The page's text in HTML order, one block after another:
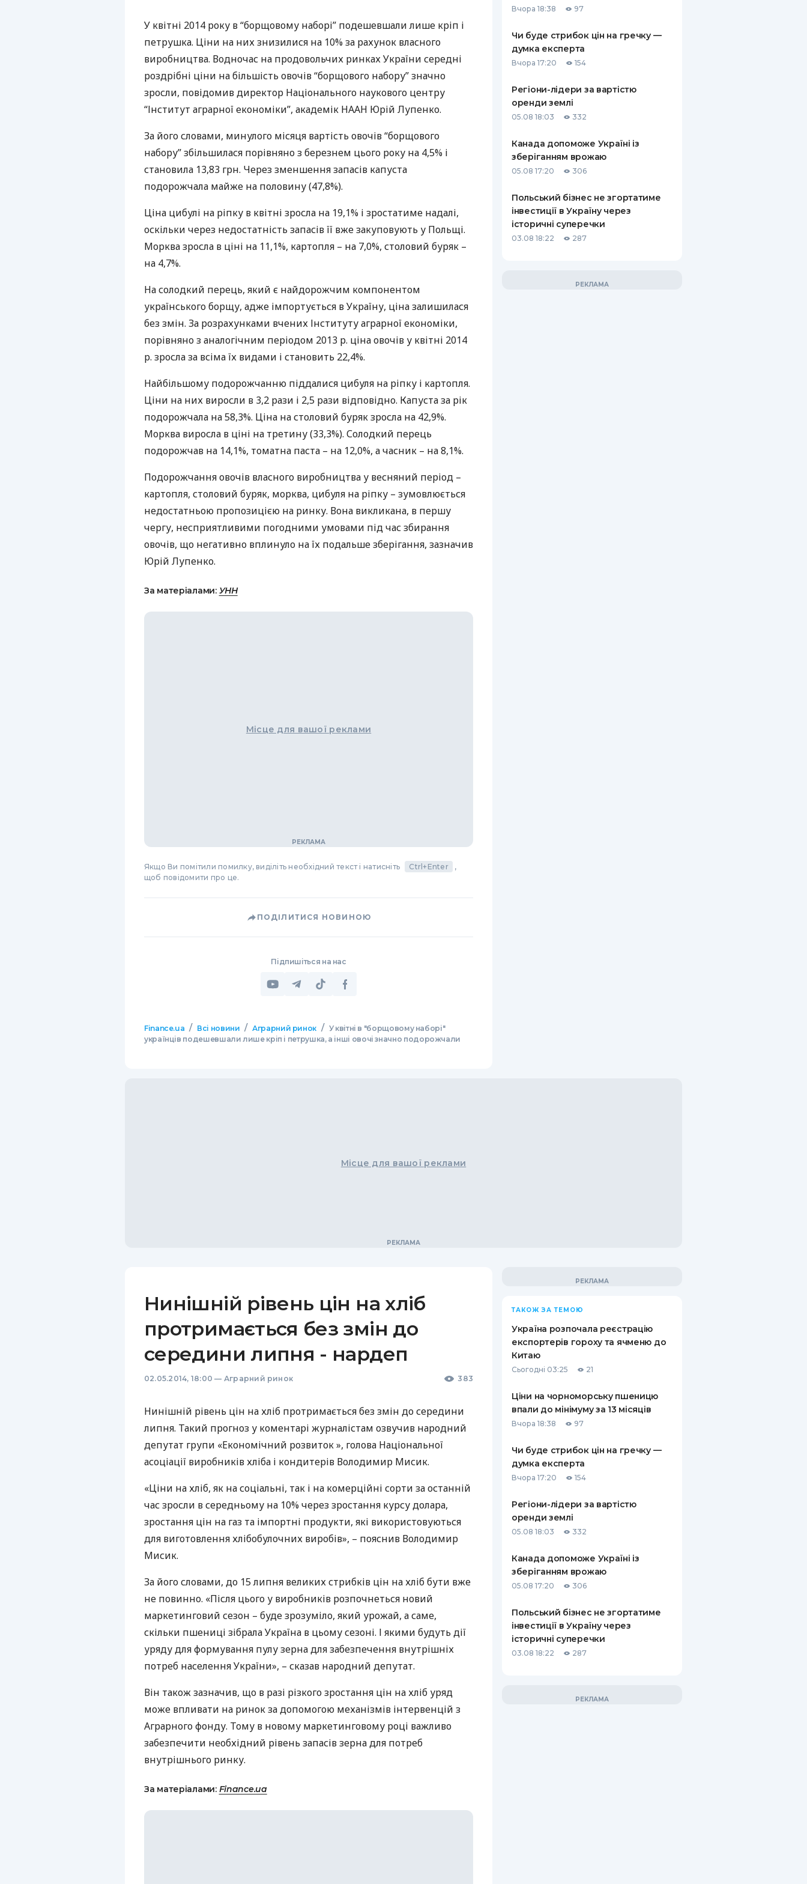
КАРТОК
ЩОМІСЯЧНИЙ ОГЛЯД
КЕШБЕКУ
ПУТІВНИКИ ПО
СТРАХУВАННЮ
ВСІ СТРАХОВІ ПОЛІСИ
ВІДГУКИ ПРО СТРАХОВІ
КОМПАНІЇ
КОНТАКТИ
У квітні 2014 року в “борщовому наборі” подешевшали лише кріп і
петрушка. Ціни на них знизилися на 10% за рахунок власного
виробництва. Водночас на продовольчих ринках України середні
роздрібні ціни на більшість овочів “борщового набору” значно
зросли, повідомив директор Національного наукового центру
“Інститут аграрної економіки”, академік НААН Юрій Лупенко.
За його словами, минулого місяця вартість овочів “борщового
набору” збільшилася порівняно з березнем цього року на 4,5% і
становила 13,83 грн. Через зменшення запасів капуста
подорожчала майже на половину (47,8%).
Ціна цибулі на ріпку в квітні зросла на 19,1% і зростатиме надалі,
оскільки через недостатність запасів її вже закуповують у Польщі.
Морква зросла в ціні на 11,1%, картопля – на 7,0%, столовий буряк –
на 4,7%.
На солодкий перець, який є найдорожчим компонентом
українського борщу, адже імпортується в Україну, ціна залишилася
без змін. За розрахунками вчених Інституту аграрної економіки,
порівняно з аналогічним періодом 2013 р. ціна овочів у квітні 2014
р. зросла за всіма їх видами і становить 22,4%.
Найбільшому подорожчанню піддалися цибуля на ріпку і картопля.
Ціни на них виросли в 3,2 рази і 2,5 рази відповідно. Капуста за рік
подорожчала на 58,3%. Ціна на столовий буряк зросла на 42,9%.
Морква виросла в ціні на третину (33,3%). Солодкий перець
подорожчав на 14,1%, томатна паста – на 12,0%, а часник – на 8,1%.
Подорожчання овочів власного виробництва у весняний період –
картопля, столовий буряк, морква, цибуля на ріпку – зумовлюється
недостатньою пропозицією на ринку. Вона викликана, в першу
чергу, несприятливими погодними умовами під час збирання
овочів, що негативно вплинуло на їх подальше зберігання, зазначив
Юрій Лупенко.
За матеріалами: УНН
Місце для вашої реклами
Якщо Ви помітили помилку, виділіть необхідний текст і натисніть Ctrl+Enter
,
щоб повідомити про це.
ПОДІЛИТИСЯ НОВИНОЮ
Підпишіться на нас
Finance.ua / Всі новини / Аграрний ринок / У квітні в "борщовому наборі"
українців подешевшали лише кріп і петрушка, а інші овочі значно подорожчали
Вчора 18:38 97
Чи буде стрибок цін на гречку —
думка експерта
Вчора 17:20 154
Регіони-лідери за вартістю
оренди землі
05.08 18:03 332
Канада допоможе Україні із
зберіганням врожаю
05.08 17:20 306
Польський бізнес не згортатиме
інвестиції в Україну через
історичні суперечки
03.08 18:22 287
Місце для вашої реклами
Нинішній рівень цін на хліб
протримається без змін до
середини липня - нардеп
02.05.2014, 18:00 — Аграрний ринок 383
Нинішній рівень цін на хліб протримається без змін до середини
липня. Такий прогноз у коментарі журналістам озвучив народний
депутат групи «Економічний розвиток », голова Національної
асоціації виробників хліба і кондитерів Володимир Мисик.
«Ціни на хліб, як на соціальні, так і на комерційні сорти за останній
час зросли в середньому на 10% через зростання курсу долара,
зростання цін на газ та імпортні продукти, які використовуються
для виготовлення хлібобулочних виробів», – пояснив Володимир
Мисик.
За його словами, до 15 липня великих стрибків цін на хліб бути вже
не повинно. «Після цього у виробників розпочнеться новий
маркетинговий сезон – буде зрозуміло, який урожай, а саме,
скільки пшениці зібрала Україна в цьому сезоні. І якими будуть дії
уряду для формування пулу зерна для забезпечення внутрішніх
потреб населення України», – сказав народний депутат.
Він також зазначив, що в разі різкого зростання цін на хліб уряд
може впливати на ринок за допомогою механізмів інтервенцій з
Аграрного фонду. Тому в новому маркетинговому році важливо
забезпечити необхідний рівень запасів зерна для потреб
внутрішнього ринку.
За матеріалами: Finance.ua
ТАКОЖ ЗА ТЕМОЮ
Україна розпочала реєстрацію
експортерів гороху та ячменю до
Китаю
Сьогодні 03:25 21
Ціни на чорноморську пшеницю
впали до мінімуму за 13 місяців
Вчора 18:38 97
Чи буде стрибок цін на гречку —
думка експерта
Вчора 17:20 154
Регіони-лідери за вартістю
оренди землі
05.08 18:03 332
Канада допоможе Україні із
зберіганням врожаю
05.08 17:20 306
Польський бізнес не згортатиме
інвестиції в Україну через
історичні суперечки
03.08 18:22 287